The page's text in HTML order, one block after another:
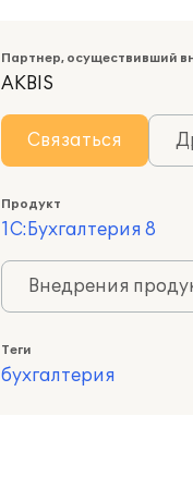
Партнер, осуществивший
AKBIS
Связаться
Продукт
1С:Бухгалтерия 8
Внедрения
Теги
бухгалтерия